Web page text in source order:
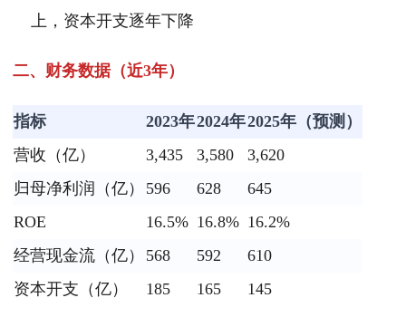
上，资本开支逐年下降
二、财务数据（近3年）
指标 2023年2024年2025年（预测）
营收（亿）
3,435 3,580
3,620
归母净利润（亿）
596 628
645
ROE
16.5% 16.8% 16.2%
经营现金流（亿）
568 592
610
资本开支（亿）
185 165 145